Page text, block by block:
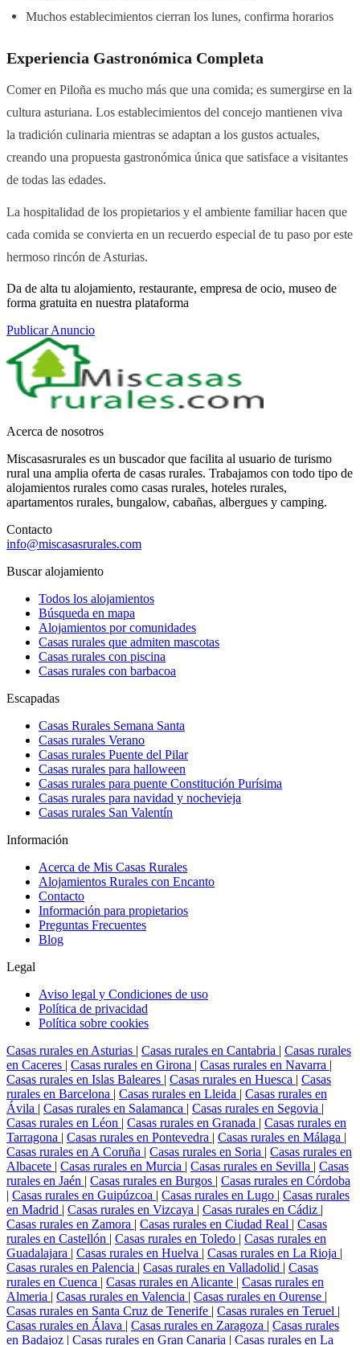
Muchos establecimientos cierran los lunes, confirma horarios
Experiencia Gastronómica Completa
Comer en Piloña es mucho más que una comida; es sumergirse en la
cultura asturiana. Los establecimientos del concejo mantienen viva
la tradición culinaria mientras se adaptan a los gustos actuales,
creando una propuesta gastronómica única que satisface a visitantes
de todas las edades.
La hospitalidad de los propietarios y el ambiente familiar hacen que
cada comida se convierta en un recuerdo especial de tu paso por este
hermoso rincón de Asturias.
Da de alta tu alojamiento, restaurante, empresa de ocio, museo de
forma gratuita en nuestra plataforma
Publicar Anuncio
Acerca de nosotros
Miscasasrurales es un buscador que facilita al usuario de turismo
rural una amplia oferta de casas rurales. Trabajamos con todo tipo de
alojamientos rurales como casas rurales, hoteles rurales,
apartamentos rurales, bungalow, cabañas, albergues y camping.
Contacto
info@miscasasrurales.com
Buscar alojamiento
Todos los alojamientos
Búsqueda en mapa
Alojamientos por comunidades
Casas rurales que admiten mascotas
Casas rurales con piscina
Casas rurales con barbacoa
Escapadas
Casas Rurales Semana Santa
Casas rurales Verano
Casas rurales Puente del Pilar
Casas rurales para halloween
Casas rurales para puente Constitución Purísima
Casas rurales para navidad y nochevieja
Casas rurales San Valentín
Información
Acerca de Mis Casas Rurales
Alojamientos Rurales con Encanto
Contacto
Información para propietarios
Preguntas Frecuentes
Blog
Legal
Aviso legal y Condiciones de uso
Política de privacidad
Política sobre cookies
Casas rurales en Asturias | Casas rurales en Cantabria | Casas rurales
en Caceres | Casas rurales en Girona | Casas rurales en Navarra |
Casas rurales en Islas Baleares | Casas rurales en Huesca | Casas
rurales en Barcelona | Casas rurales en Lleida | Casas rurales en
Ávila | Casas rurales en Salamanca | Casas rurales en Segovia |
Casas rurales en Léon | Casas rurales en Granada | Casas rurales en
Tarragona | Casas rurales en Pontevedra | Casas rurales en Málaga |
Casas rurales en A Coruña | Casas rurales en Soria | Casas rurales en
Albacete | Casas rurales en Murcia | Casas rurales en Sevilla | Casas
rurales en Jaén | Casas rurales en Burgos | Casas rurales en Córdoba
| Casas rurales en Guipúzcoa | Casas rurales en Lugo | Casas rurales
en Madrid | Casas rurales en Vizcaya | Casas rurales en Cádiz |
Casas rurales en Zamora | Casas rurales en Ciudad Real | Casas
rurales en Castellón | Casas rurales en Toledo | Casas rurales en
Guadalajara | Casas rurales en Huelva | Casas rurales en La Rioja |
Casas rurales en Palencia | Casas rurales en Valladolid | Casas
rurales en Cuenca | Casas rurales en Alicante | Casas rurales en
Almeria | Casas rurales en Valencia | Casas rurales en Ourense |
Casas rurales en Santa Cruz de Tenerife | Casas rurales en Teruel |
Casas rurales en Álava | Casas rurales en Zaragoza | Casas rurales
en Badajoz | Casas rurales en Gran Canaria | Casas rurales en La